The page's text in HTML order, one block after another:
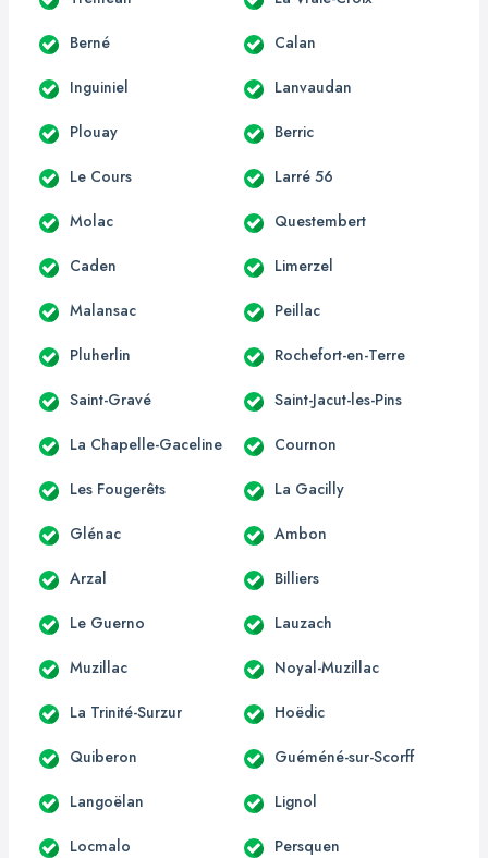
Berné Calan
Inguiniel Lanvaudan
Plouay Berric
Le Cours Larré 56
Molac Questembert
Caden Limerzel
Malansac Peillac
Pluherlin Rochefort-en-Terre
Saint-Gravé Saint-Jacut-les-Pins
La Chapelle-Gaceline Cournon
Les Fougerêts La Gacilly
Glénac Ambon
Arzal Billiers
Le Guerno Lauzach
Muzillac Noyal-Muzillac
La Trinité-Surzur Hoëdic
Quiberon Guéméné-sur-Scorff
Langoëlan Lignol
Locmalo Persquen